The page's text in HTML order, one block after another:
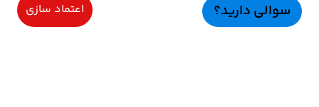
سوالی دارید؟ اعتماد سازی